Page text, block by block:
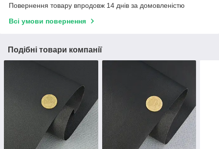
Повернення товару впродовж 14 днів за домовленістю
Всі умови повернення
Подібні товари компанії